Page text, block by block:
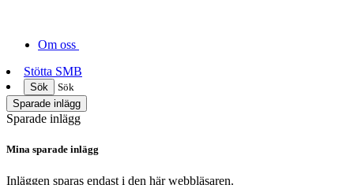
Om oss
Stötta SMB
Sök
Sök
Sparade inlägg
Sparade inlägg
Mina sparade inlägg
Inläggen sparas endast i den här webbläsaren.